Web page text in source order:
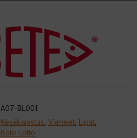
A07-BL001
Kesäkalastus ,Vieheet Lipat
Bete Lotto